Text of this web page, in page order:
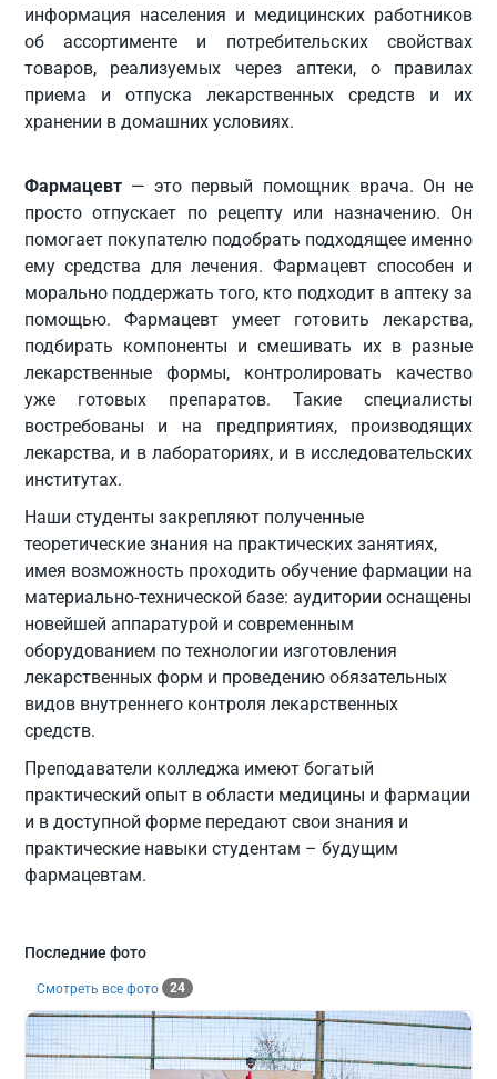
информация населения и медицинских работников
об ассортименте и потребительских свойствах
товаров, реализуемых через аптеки, о правилах
приема и отпуска лекарственных средств и их
хранении в домашних условиях.
Фармацевт— это первый помощник врача. Он не
просто отпускает по рецепту или назначению. Он
помогает покупателю подобрать подходящее именно
ему средства для лечения. Фармацевт способен и
морально поддержать того, кто подходит в аптеку за
помощью. Фармацевт умеет готовить лекарства,
подбирать компоненты и смешивать их в разные
лекарственные формы, контролировать качество
уже готовых препаратов. Такие специалисты
востребованы и на предприятиях, производящих
лекарства, и в лабораториях, и в исследовательских
институтах.
Наши студенты закрепляют полученные
теоретические знания на практических занятиях,
имея возможность проходить обучение фармации на
материально-технической базе: аудитории оснащены
новейшей аппаратурой и современным
оборудованием по технологии изготовления
лекарственных форм и проведению обязательных
видов внутреннего контроля лекарственных
средств.
Преподаватели колледжа имеют богатый
практический опыт в области медицины и фармации
и в доступной форме передают свои знания и
практические навыки студентам – будущим
фармацевтам.
Последние фото
Смотреть все фото 24